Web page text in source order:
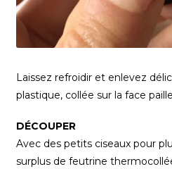
Laissez refroidir et enlevez
plastique, collée sur la face
DÉCOUPER
Avec des petits ciseaux pour
surplus de feutrine